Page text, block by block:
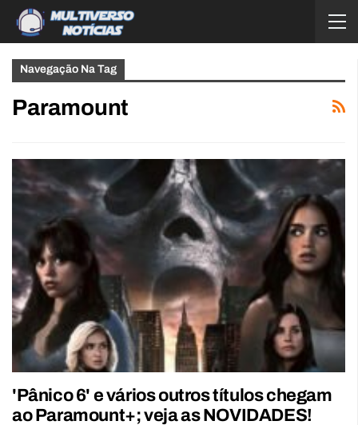
Navegação Na Tag
Paramount
'Pânico 6' e vários outros títulos chegam
ao Paramount+; veja as NOVIDADES!